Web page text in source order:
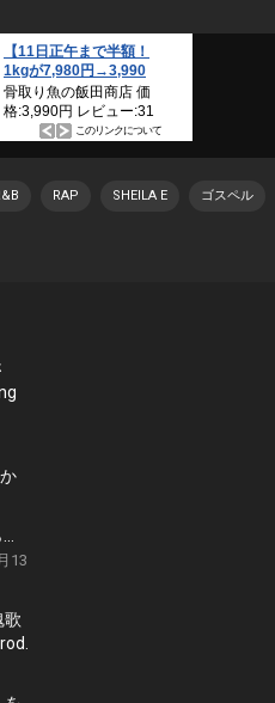
RAP SHEILA E ゴスペル
…
13
歌